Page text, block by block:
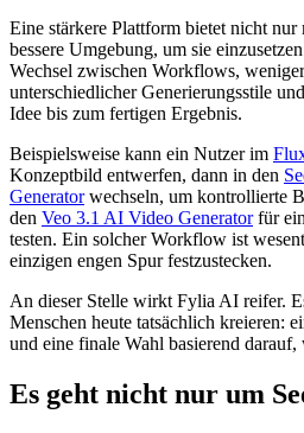
Eine stärkere Plattform bietet nicht
bessere Umgebung, um sie
Wechsel zwischen Workflows,
unterschiedlicher Generierungsstile
Idee bis zum fertigen Ergebnis.
Beispielsweise kann ein Nutzer im
Konzeptbild entwerfen, dann in den
Generatorwechseln, um kontrollierte
den Veo 3.1 AI Video Generatorfür
testen. Ein solcher Workflow ist
einzigen engen Spur festzustecken.
An dieser Stelle wirkt Fylia AI reifer.
Menschen heute tatsächlich kreieren:
und eine finale Wahl basierend darauf,
Es geht nicht nur um